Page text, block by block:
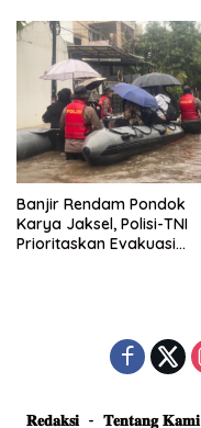
Banjir Rendam Pondok
Karya Jaksel, Polisi-TNI
Prioritaskan Evakuasi
𝐑𝐞𝐝𝐚𝐤𝐬𝐢 𝐓𝐞𝐧𝐭𝐚𝐧𝐠 𝐊𝐚𝐦𝐢